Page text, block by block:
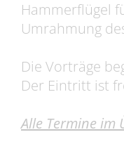
Hammerflügel
Umrahmung
Die Vorträge
Der Eintritt ist
Alle Termine im